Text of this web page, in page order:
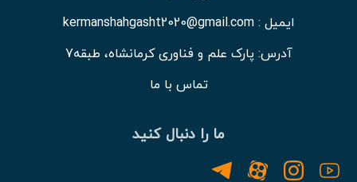
ایمیل : kermanshahgasht2020@gmail.com
آدرس: پارک علم و فناوری کرمانشاه، طبقه7
تماس با ما
ما را دنبال کنید